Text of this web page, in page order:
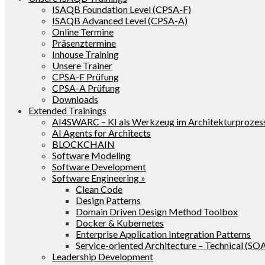
ISAQB Foundation Level (CPSA-F)
ISAQB Advanced Level (CPSA-A)
Online Termine
Präsenztermine
Inhouse Training
Unsere Trainer
CPSA-F Prüfung
CPSA-A Prüfung
Downloads
Extended Trainings
AI4SWARC – KI als Werkzeug im
AI Agents for Architects
BLOCKCHAIN
Software Modeling
Software Development
Software Engineering »
Clean Code
Design Patterns
Domain Driven Design Method Toolbox
Docker & Kubernetes
Enterprise Application Integration Patterns
Service-oriented Architecture – Technical
Leadership Development